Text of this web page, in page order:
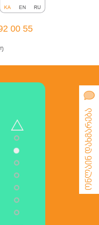
KA EN RU
00 55
ონლაინ დახმარება